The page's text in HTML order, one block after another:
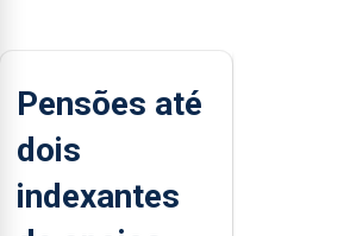
Pensões até
dois
indexantes